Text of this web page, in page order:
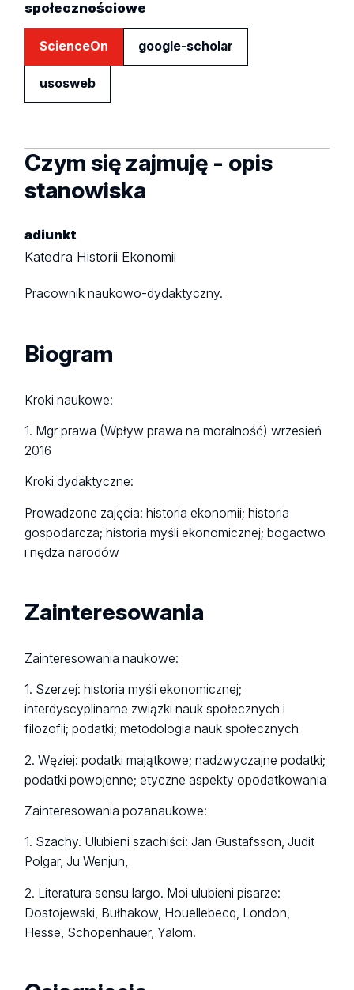
społecznościowe
ScienceOn google-scholar
usosweb
Czym się zajmuję - opis
stanowiska
adiunkt
Katedra Historii Ekonomii
Pracownik naukowo-dydaktyczny.
Biogram
Kroki naukowe:
1. Mgr prawa (Wpływ prawa na moralność) wrzesień
2016
Kroki dydaktyczne:
Prowadzone zajęcia: historia ekonomii; historia
gospodarcza; historia myśli ekonomicznej; bogactwo
i nędza narodów
Zainteresowania
Zainteresowania naukowe:
1. Szerzej: historia myśli ekonomicznej;
interdyscyplinarne związki nauk społecznych i
filozofii; podatki; metodologia nauk społecznych
2. Węziej: podatki majątkowe; nadzwyczajne podatki;
podatki powojenne; etyczne aspekty opodatkowania
Zainteresowania pozanaukowe:
1. Szachy. Ulubieni szachiści: Jan Gustafsson, Judit
Polgar, Ju Wenjun,
2. Literatura sensu largo. Moi ulubieni pisarze:
Dostojewski, Bułhakow , Houellebecq , London,
Hesse, Schopenhauer, Yalom.